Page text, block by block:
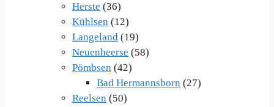
Herste (36)
Kühlsen (12)
Langeland (19)
Neuenheerse (58)
Pömbsen (42)
Bad Hermannsborn (27)
Reelsen (50)